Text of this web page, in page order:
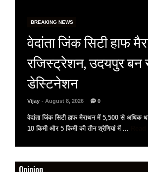
BREAKING NEWS
वेदांता जिंक सिटी हाफ
रजिस्ट्रेशन, उदयपुर बन
डेस्टिनेशन
Vijay - August 8, 2026 0
वेदांता जिंक सिटी हाफ मैराथन में 5,500 से अधिक
10 किमी और 5 किमी की तीन श्रेणियां में ...
Opinion